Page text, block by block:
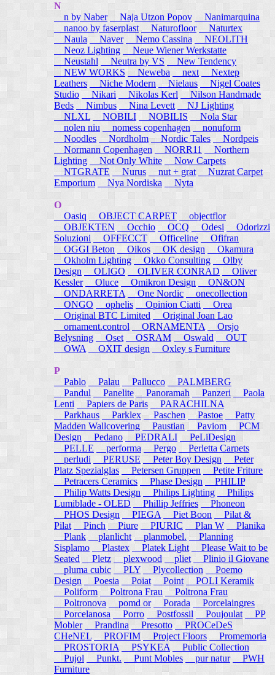
N
n by Naber
Naja Utzon Popov
Nanimarquina
nanoo by faserplast
Naturofloor
Naturtex
Naula
Naver Nemo Cassina
NEOLITH
Neoz Lighting
Neue Wiener Werkstatte
Neustahl
Neutra by VS
New Tendency
NEW WORKS
Neweba next
Nextep
Leathers
Niche Modern Nielaus
Nigel Coates
Studio
Nikari Nikolas Kerl
Nilson Handmade
Beds
Nimbus Nina Levett
NJ Lighting
NLXL
NOBILI NOBILIS
Nola Star
nolen niu
nomess copenhagen
nonuform
Noodles
Nordholm Nordic Tales
Nordpeis
Normann Copenhagen
NORR11
Northern
Lighting
Not Only White
Now Carpets
NTGRATE
Nurus nut + grat
Nuzrat Carpet
Emporium
Nya Nordiska Nyta
O
Oasiq
OBJECT CARPET
objectflor
OBJEKTEN
Occhio OCQ Odesi
Odorizzi
Soluzioni
OFFECCT Officeline
Ofifran
OGGI Beton
Oikos OK design
Okamura
Okholm Lighting
Okko Consulting
Olby
Design
OLIGO OLIVER CONRAD
Oliver
Kessler
Oluce Omikron Design
ON&ON
ONDARRETA
One Nordic
onecollection
ONGO
ophelis Opinion Ciatti
Orea
Original BTC Limited
Original Joan Lao
ornament.control
ORNAMENTA
Orsjo
Belysning
Oset OSRAM Oswald
OUT
OWA
OXIT design Oxley s Furniture
P
Pablo
Palau Pallucco
PALMBERG
Pandul
Panelite Panoramah Panzeri
Paola
Lenti
Papiers de Paris
PARACHILNA
Parkhaus
Parklex Paschen Pastoe
Patty
Madden Wallcovering
Paustian Paviom
PCM
Design
Pedano PEDRALI
PeLiDesign
PELLE
performa Pergo
Perletta Carpets
perludi
PERUSE Peter Boy Design
Peter
Platz Spezialglas
Petersen Gruppen
Petite Friture
Petracers Ceramics
Phase Design
PHILIP
Philip Watts Design
Philips Lighting
Philips
Lumiblade - OLED
Phillip Jeffries
Phoneon
PHOS Design
PIEGA Piet Boon
Pilat &
Pilat
Pinch Piure PIURIC Plan W
Planika
Plank
planlicht planmobel. Planning
Sisplamo
Plastex Platek Light
Please Wait to be
Seated
Pletz plexwood pliet
Plinio il Giovane
pluma cubic
PLY Plycollection
Poemo
Design
Poesia Poiat Point
POLI Keramik
Poliform
Poltrona Frau
Poltrona Frau
Poltronova
pomd or Porada
Porcelaingres
Porcelanosa
Porro Postfossil Poujoulat
PP
Mobler
Prandina Presotto
PROCeDeS
CHeNEL
PROFIM Project Floors
Promemoria
PROSTORIA
PSYKEA
Public Collection
Pujol
Punkt. Punt Mobles pur natur
PWH
Furniture